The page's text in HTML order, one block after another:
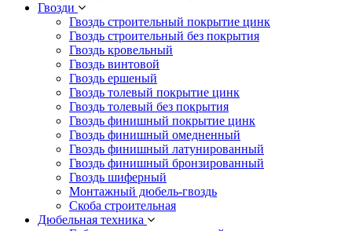
Гвозди
Гвоздь строительный покрытие цинк
Гвоздь строительный без покрытия
Гвоздь кровельный
Гвоздь винтовой
Гвоздь ершеный
Гвоздь толевый покрытие цинк
Гвоздь толевый без покрытия
Гвоздь финишный покрытие цинк
Гвоздь финишный омедненный
Гвоздь финишный латунированный
Гвоздь финишный бронзированный
Гвоздь шиферный
Монтажный дюбель-гвоздь
Скоба строительная
Дюбельная техника